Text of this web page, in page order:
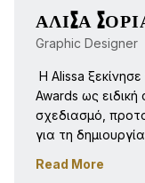
ΑΛΊΣΑ
Graphic Designer
Η Alissa
Awards ως
σχεδιασμό,
για τη
Women|Future
Read More